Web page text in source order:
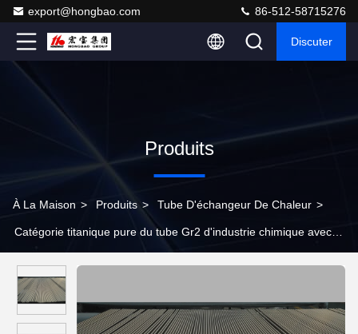
export@hongbao.com 86-512-58715276
Discuter
Produits
À La Maison > Produits > Tube D'échangeur De Chaleur >
Catégorie titanique pure du tube Gr2 d'industrie chimique avec le